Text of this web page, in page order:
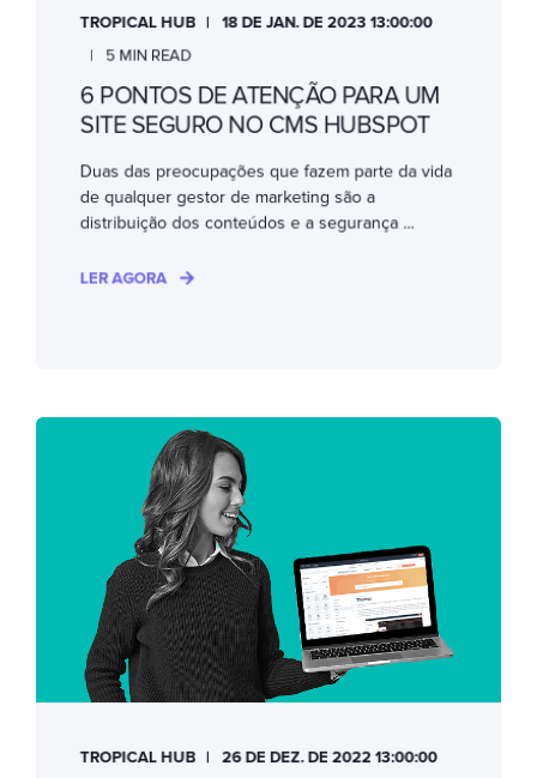
TROPICAL HUB
18 DE JAN. DE 2023 13:00:00
5 MIN READ
6 PONTOS DE ATENÇÃO PARA UM
SITE SEGURO NO CMS HUBSPOT
Duas das preocupações que fazem parte da vida
de qualquer gestor de marketing são a
distribuição dos conteúdos e a segurança ...
LER AGORA
TROPICAL HUB
26 DE DEZ. DE 2022 13:00:00